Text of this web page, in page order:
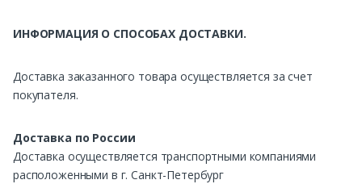
ИНФОРМАЦИЯ О СПОСОБАХ ДОСТАВКИ.
Доставка заказанного товара осуществляется за счет
покупателя.
Доставка по России
Доставка осуществляется транспортными компаниями
расположенными в г. Санкт-Петербург